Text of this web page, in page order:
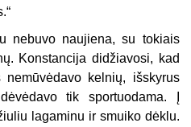
nebuvo naujiena, su tokiais
Konstancija didžiavosi, kad
kelnių, išskyrus
tik sportuodama. Į
lagaminu ir smuiko dėklu.